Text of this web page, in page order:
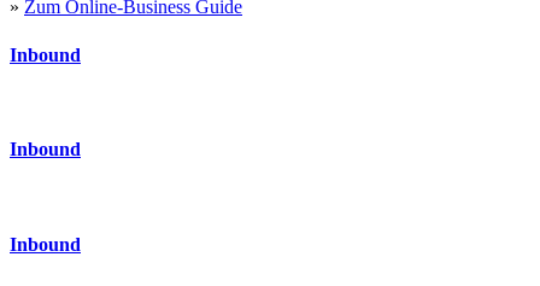
» Zum Online-Business Guide
Inbound
Inbound
Inbound